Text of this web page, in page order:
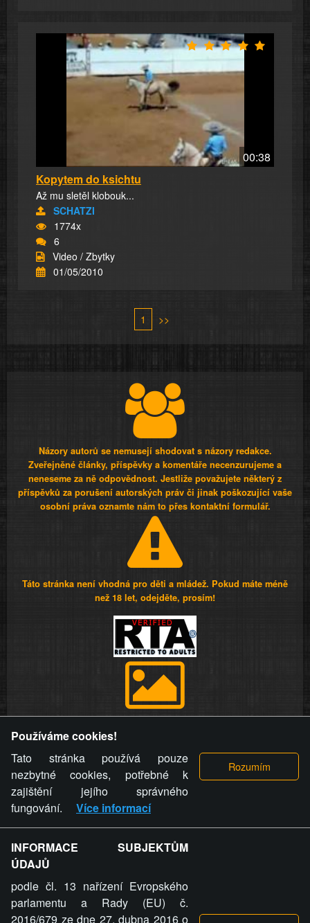
00:38
Kopytem do ksichtu
Až mu sletěl klobouk...
SCHATZI
1774x
6
Video / Zbytky
01/05/2010
1 >>
Názory autorů se nemusejí shodovat s názory redakce.
Zveřejněné články, příspěvky a komentáře necenzurujeme a
neneseme za ně odpovědnost. Jestliže považujete některý z
příspěvků za porušení autorských práv či jinak poškozující vaše
osobní práva oznamte nám to přes kontaktní formulář.
Táto stránka není vhodná pro děti a mládež. Pokud máte méně
než 18 let, odejděte, prosím!
videa a komentáře. Osoba, které se toto opatření provozovatele
stránky týče, ani osoba, která umístila fotografii nebo video na
stránku, nemůže z důvodu odstranění fotografie, videa nebo
komentáře pro výše uvedenou okolnost uplatnit vůči
provozovateli stránky žádný nárok na náhradu škody nebo
nemajetkové újmy.
ZVRÁCENÝ.CZ - Svět není zvrácenej. To jen
ty lidi...
Používáme cookies!
Tato stránka používá pouze
nezbytné cookies, potřebné k
zajištění jejího správného
fungování.
Více informací
INFORMACE SUBJEKTŮM
ÚDAJŮ
podle čl. 13 nařízení Evropského
parlamentu a Rady (EU) č.
2016/679 ze dne 27. dubna 2016 o